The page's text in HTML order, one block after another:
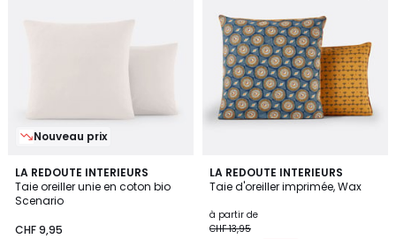
Nouveau prix
LA REDOUTE INTERIEURS
Taie oreiller unie en coton bio
Scenario
CHF 9,95
3,9
/ 5
8
Couleurs
LA REDOUTE INTERIEURS
Taie d'oreiller imprimée, Wax
à partir de
CHF 13,95
4,5
/ 5